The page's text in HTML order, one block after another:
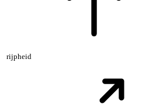
rijpheid